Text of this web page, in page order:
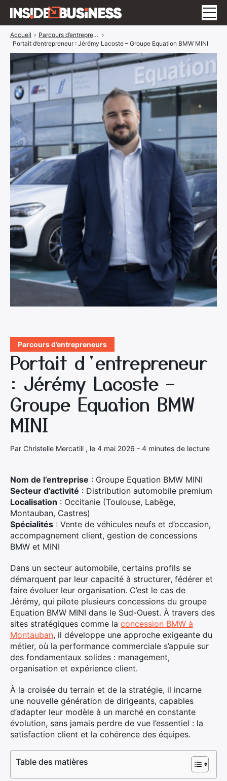
Accueil › Parcours d’entrepreneurs ›
Portait d’entrepreneur : Jérémy Lacoste – Groupe Equation BMW MINI
Parcours d’entrepreneurs
Portait d’entrepreneur
: Jérémy Lacoste –
Groupe Equation BMW
MINI
Par Christelle Mercatili , le 4 mai 2026 - 4 minutes de lecture
Nom de l’entreprise : Groupe Equation BMW MINI
Secteur d’activité : Distribution automobile premium
Localisation : Occitanie (Toulouse, Labège,
Montauban, Castres)
Spécialités : Vente de véhicules neufs et d’occasion,
accompagnement client, gestion de concessions
BMW et MINI
Dans un secteur automobile, certains profils se
démarquent par leur capacité à structurer, fédérer et
faire évoluer leur organisation. C’est le cas de
Jérémy, qui pilote plusieurs concessions du groupe
Equation BMW MINI dans le Sud-Ouest. À travers des
sites stratégiques comme la concession BMW à
Montauban, il développe une approche exigeante du
métier, où la performance commerciale s’appuie sur
des fondamentaux solides : management,
organisation et expérience client.
À la croisée du terrain et de la stratégie, il incarne
une nouvelle génération de dirigeants, capables
d’adapter leur modèle à un marché en constante
évolution, sans jamais perdre de vue l’essentiel : la
satisfaction client et la cohérence des équipes.
Table des matières
Insidebusiness
A propos
Interviews
Blog
ÉVÉNEMENTS